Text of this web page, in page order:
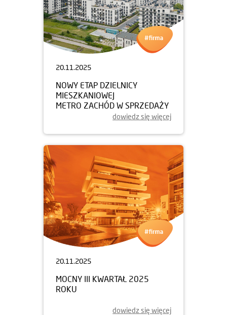
20.11.2025
NOWY ETAP DZIELNICY
MIESZKANIOWEJ
METRO ZACHÓD W SPRZEDAŻY
dowiedz się więcej
20.11.2025
MOCNY III KWARTAŁ 2025
ROKU
dowiedz się więcej